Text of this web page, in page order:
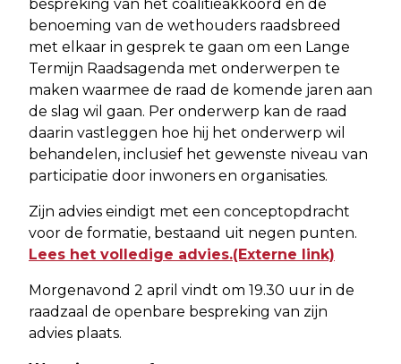
bespreking van het coalitieakkoord en de
benoeming van de wethouders raadsbreed
met elkaar in gesprek te gaan om een Lange
Termijn Raadsagenda met onderwerpen te
maken waarmee de raad de komende jaren aan
de slag wil gaan. Per onderwerp kan de raad
daarin vastleggen hoe hij het onderwerp wil
behandelen, inclusief het gewenste niveau van
participatie door inwoners en organisaties.
Zijn advies eindigt met een conceptopdracht
voor de formatie, bestaand uit negen punten.
Lees het volledige advies.(Externe link)
Morgenavond 2 april vindt om 19.30 uur in de
raadzaal de openbare bespreking van zijn
advies plaats.